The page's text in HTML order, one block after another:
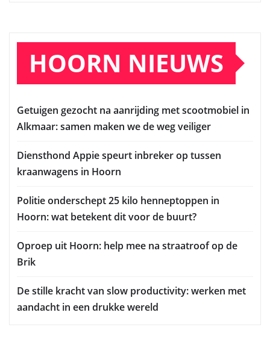
HOORN NIEUWS
Getuigen gezocht na aanrijding met scootmobiel in
Alkmaar: samen maken we de weg veiliger
Diensthond Appie speurt inbreker op tussen
kraanwagens in Hoorn
Politie onderschept 25 kilo henneptoppen in
Hoorn: wat betekent dit voor de buurt?
Oproep uit Hoorn: help mee na straatroof op de
Brik
De stille kracht van slow productivity: werken met
aandacht in een drukke wereld